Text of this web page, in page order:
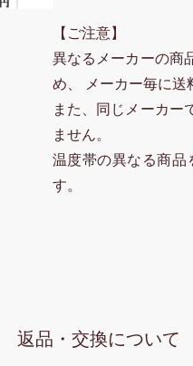
【ご注意】
異なるメーカーの商
め、 メーカー毎に送
また、同じメーカー
ません。
温度帯の異なる商品
す。
返品・交換について